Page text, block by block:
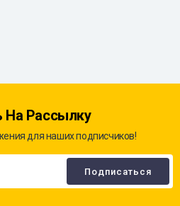
На Рассылку
для наших подписчиков!